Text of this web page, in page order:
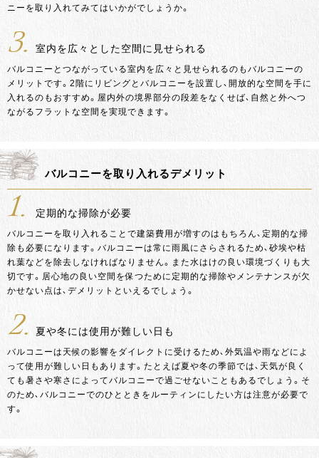
ニーを取り入れてみてはいかがでしょうか。
3. 室内を広々とした空間に見せられる
バルコニーとつながっている室内を広々と見せられるのもバルコニーの
メリットです。2階にリビングとバルコニーを設置し、開放的な空間を手に
入れるのもおすすめ。屋内外の境界部分の段差をなくせば、自然と外へつ
ながるフラットな空間を実現できます。
バルコニーを取り入れるデメリット
1. 定期的な掃除が必要
バルコニーを取り入れることで建築費用が増すのはもちろん、定期的な掃
除も必要になります。バルコニーは常に雨風にさらされるため、砂埃や枯
れ葉などを除去しなければなりません。また水はけの良い環境づくりも大
切です。居心地の良い空間を保つために定期的な掃除やメンテナンスが欠
かせない点は、デメリットといえるでしょう。
2. 夏や冬には使用が難しい日も
バルコニーは天候の影響をダイレクトに受けるため、外気温や雨などによ
って使用が難しい日もあります。たとえば夏や冬の季節では、天気が良く
ても暑さや寒さによってバルコニーで過ごせないこともあるでしょう。そ
のため、バルコニーでのひとときをルーティンにしたい方は注意が必要で
す。